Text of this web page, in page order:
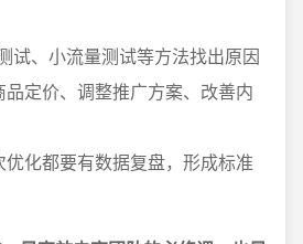
试、小流量测试等方法找出原因
定价、调整推广方案、改善内
化都要有数据复盘，形成标准